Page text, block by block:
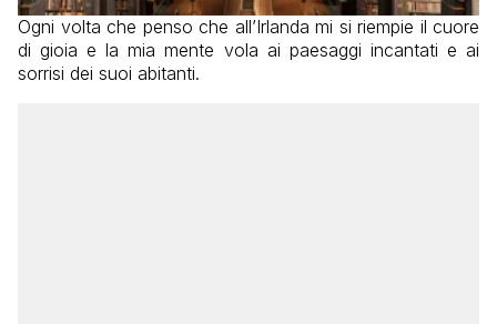
Ogni volta che penso che all’Irlanda mi si riempie il cuore
di gioia e la mia mente vola ai paesaggi incantati e ai
sorrisi dei suoi abitanti.